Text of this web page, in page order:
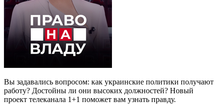
Вы задавались вопросом: как украинские политики получают
работу? Достойны ли они высоких должностей? Новый
проект телеканала 1+1 поможет вам узнать правду.